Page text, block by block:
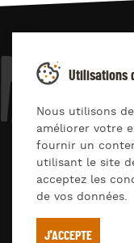
JAZZ4
© Jazz4you 2019 –
Déclaration de
RGPD &
Conditions
Utilisations
Nous utilisons
améliorer votre
fournir un
utilisant le site
acceptez les
de vos données.
J'ACCEPTE